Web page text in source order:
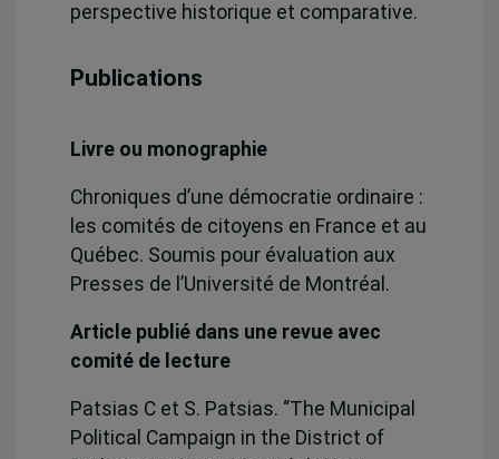
perspective historique et comparative.
Publications
Livre ou monographie
Chroniques d’une démocratie ordinaire :
les comités de citoyens en France et au
Québec. Soumis pour évaluation aux
Presses de l’Université de Montréal.
Article publié dans une revue avec
comité de lecture
Patsias C et S. Patsias. “The Municipal
Political Campaign in the District of